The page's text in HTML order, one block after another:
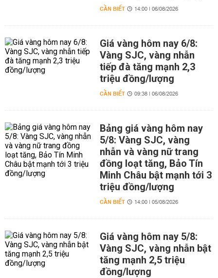
CẦN BIẾT 14:00 | 06/08/2026
Giá vàng hôm nay 6/8:
Vàng SJC, vàng nhẫn
tiếp đà tăng mạnh 2,3
triệu đồng/lượng
CẦN BIẾT 09:38 | 06/08/2026
Bảng giá vàng hôm nay
5/8: Vàng SJC, vàng
nhẫn và vàng nữ trang
đồng loạt tăng, Bảo Tín
Minh Châu bật mạnh tới 3
triệu đồng/lượng
CẦN BIẾT 14:00 | 05/08/2026
Giá vàng hôm nay 5/8:
Vàng SJC, vàng nhẫn bật
tăng mạnh 2,5 triệu
đồng/lượng